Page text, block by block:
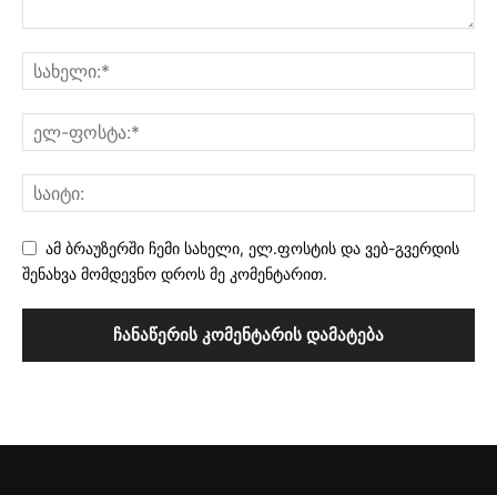
ამ ბრაუზერში ჩემი სახელი, ელ.ფოსტის და ვებ-გვერდის
შენახვა მომდევნო დროს მე კომენტარით.